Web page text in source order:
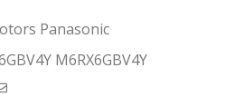
Panasonic
M6RX6GBV4Y